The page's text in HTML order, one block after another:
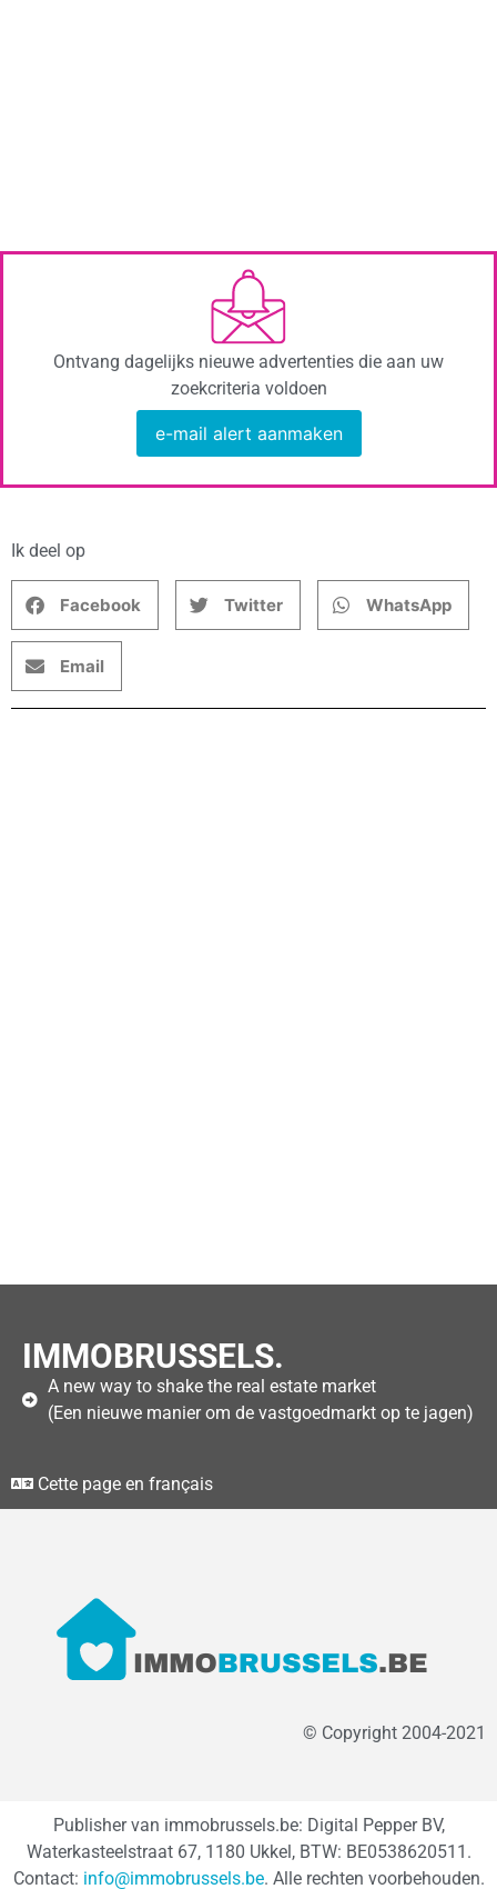
Ontvang dagelijks nieuwe advertenties die aan uw
zoekcriteria voldoen
e-mail alert aanmaken
Ik deel op
Facebook Twitter WhatsApp
Email
IMMOBRUSSELS.
A new way to shake the real estate market
(Een nieuwe manier om de vastgoedmarkt op te jagen)
Cette page en français
© Copyright 2004-2021
Publisher van immobrussels.be: Digital Pepper BV,
Waterkasteelstraat 67, 1180 Ukkel, BTW: BE0538620511.
Contact: info@immobrussels.be. Alle rechten voorbehouden.